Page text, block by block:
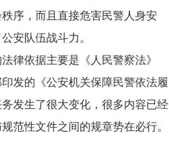
序，而且直接危害民警人身安
安队伍战斗力。
依据主要是《人民警察法》
发的《公安机关保障民警依法履
发生了很大变化，很多内容已经
范性文件之间的规章势在必行。